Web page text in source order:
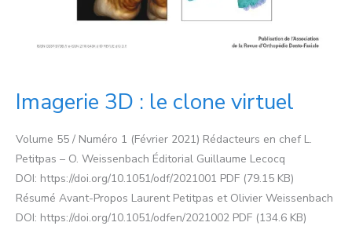
Imagerie 3D : le clone virtuel
Volume 55 / Numéro 1 (Février 2021) Rédacteurs en chef L.
Petitpas – O. Weissenbach Éditorial Guillaume Lecocq
DOI: https://doi.org/10.1051/odf/2021001 PDF (79.15 KB)
Résumé Avant-Propos Laurent Petitpas et Olivier Weissenbach
DOI: https://doi.org/10.1051/odfen/2021002 PDF (134.6 KB)